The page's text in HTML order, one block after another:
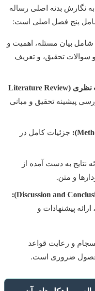
نگارش بدنه اصلی رساله
شامل پنج فصل اصلی است:
شامل بیان مسئله، اهمیت و
تحقیق، و تعریف
فصل دوم: مرور ادبیات و چارچوب نظری (Literature Review
پیشینه تحقیق و مبانی
جزئیات کامل در
نتایج به دست آمده از
و متن.
ارائه پیشنهادات و
و رعایت قواعد